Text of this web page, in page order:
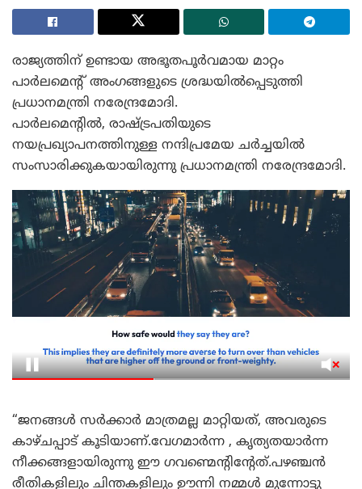
രാജ്യത്തിന് ഉണ്ടായ അഭൂതപൂർവമായ മാറ്റം
പാർലമെന്റ് അംഗങ്ങളുടെ ശ്രദ്ധയിൽപ്പെടുത്തി
പ്രധാനമന്ത്രി നരേന്ദ്രമോദി.
പാർലമെന്റിൽ, രാഷ്ട്രപതിയുടെ
നയപ്രഖ്യാപനത്തിനുള്ള നന്ദിപ്രമേയ ചർച്ചയിൽ
സംസാരിക്കുകയായിരുന്നു പ്രധാനമന്ത്രി നരേന്ദ്രമോദി.
“ജനങ്ങൾ സർക്കാർ മാത്രമല്ല മാറ്റിയത്, അവരുടെ
കാഴ്ചപ്പാട് കൂടിയാണ്.വേഗമാർന്ന , കൃത്യതയാർന്ന
നീക്കങ്ങളായിരുന്നു ഈ ഗവണ്മെന്റിന്റേത്.പഴഞ്ചൻ
രീതികളിലും ചിന്തകളിലും ഊന്നി നമ്മൾ മുന്നോട്ടു